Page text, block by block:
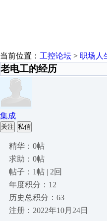
当前位置： 工控论坛 > 职场人
老电工的经历
集成
关注 私信
精华：0帖
求助：0帖
帖子：1帖 | 2回
年度积分：12
历史总积分：63
注册：2022年10月24日